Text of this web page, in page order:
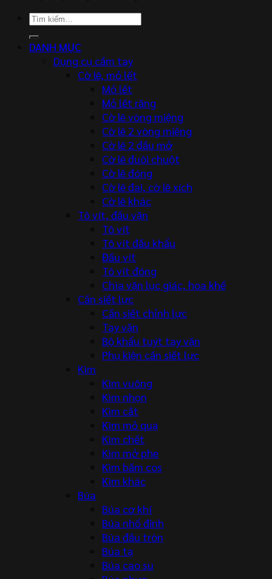
Tìm
DANH MỤC
Dụng cụ cầm tay
Cờ lê, mỏ lết
Mỏ lết
Mỏ lết răng
Cờ lê vòng miệng
Cờ lê 2 vòng miệng
Cờ lê 2 đầu mở
Cờ lê đuôi chuột
Cờ lê đóng
Cờ lê đai, cờ lê xích
Cờ lê khác
Tô vít, đầu vặn
Tô vít
Tô vít đầu khẩu
Đầu vít
Tô vít đóng
Chìa vặn lục giác, hoa khế
Cần siết lực
Cần siết chỉnh lực
Tay vặn
Bộ khẩu tuýt tay vặn
Phụ kiện cần siết lực
Kìm
Kìm vuông
Kìm nhọn
Kìm cắt
Kìm mỏ quạ
Kìm chết
Kìm mở phe
Kìm bấm cos
Kìm khác
Búa
Búa cơ khí
Búa nhổ đinh
Búa đầu tròn
Búa tạ
Búa cao su